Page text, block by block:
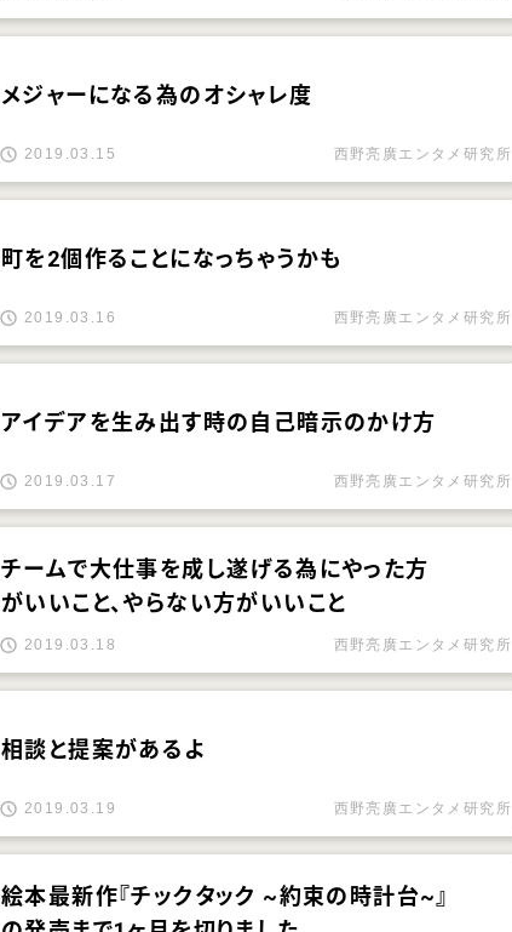
メジャーになる為のオシャレ度
2019.03.15 西野亮廣エンタメ研究所
町を2個作ることになっちゃうかも
2019.03.16 西野亮廣エンタメ研究所
アイデアを生み出す時の自己暗示のかけ方
2019.03.17 西野亮廣エンタメ研究所
チームで大仕事を成し遂げる為にやった方
がいいこと、やらない方がいいこと
2019.03.18 西野亮廣エンタメ研究所
相談と提案があるよ
2019.03.19 西野亮廣エンタメ研究所
絵本最新作『チックタック ~約束の時計台~』